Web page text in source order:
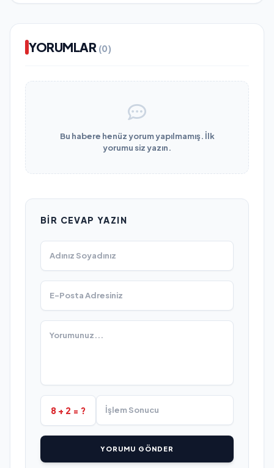
YORUMLAR (0)
Bu habere henüz yorum yapılmamış. İlk
yorumu siz yazın.
BIR CEVAP YAZIN
8 + 2 = ?
YORUMU GÖNDER